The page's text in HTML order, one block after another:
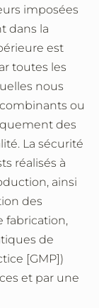
imposées
dans la
est
toutes les
nous
ou
des
La sécurité
réalisés à
ainsi
des
fabrication,
de
[GMP])
et par une